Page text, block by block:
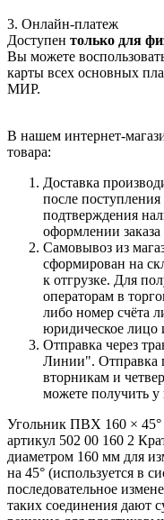
3. Онлайн-платеж
Доступен только для
Вы можете
карты всех основных
МИР.
В нашем интернет-
товара:
Доставка
после
подтверждения
оформлении
Самовывоз из
сформирован на
к отгрузке. Для
операторам в
либо номер счёта
юридическое
Отправка через
Линии". Отправка
вторникам и
можете получить
Угольник ПВХ 160 ×
артикул 502 00 160 2
диаметром 160 мм для
на 45° (используется в
последовательное
таких соединения дают